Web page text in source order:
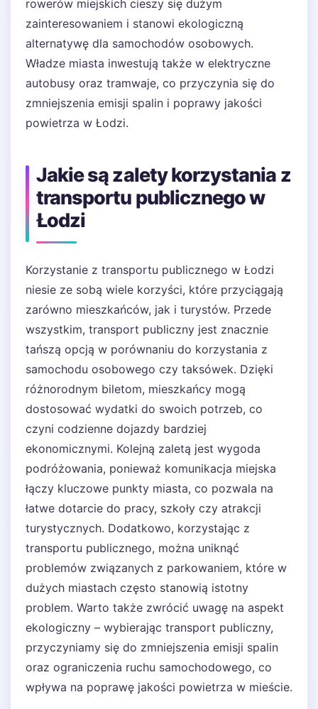
rowerów miejskich cieszy się dużym
zainteresowaniem i stanowi ekologiczną
alternatywę dla samochodów osobowych.
Władze miasta inwestują także w elektryczne
autobusy oraz tramwaje, co przyczynia się do
zmniejszenia emisji spalin i poprawy jakości
powietrza w Łodzi.
Jakie są zalety korzystania z
transportu publicznego w
Łodzi
Korzystanie z transportu publicznego w Łodzi
niesie ze sobą wiele korzyści, które przyciągają
zarówno mieszkańców, jak i turystów. Przede
wszystkim, transport publiczny jest znacznie
tańszą opcją w porównaniu do korzystania z
samochodu osobowego czy taksówek. Dzięki
różnorodnym biletom, mieszkańcy mogą
dostosować wydatki do swoich potrzeb, co
czyni codzienne dojazdy bardziej
ekonomicznymi. Kolejną zaletą jest wygoda
podróżowania, ponieważ komunikacja miejska
łączy kluczowe punkty miasta, co pozwala na
łatwe dotarcie do pracy, szkoły czy atrakcji
turystycznych. Dodatkowo, korzystając z
transportu publicznego, można uniknąć
problemów związanych z parkowaniem, które w
dużych miastach często stanowią istotny
problem. Warto także zwrócić uwagę na aspekt
ekologiczny – wybierając transport publiczny,
przyczyniamy się do zmniejszenia emisji spalin
oraz ograniczenia ruchu samochodowego, co
wpływa na poprawę jakości powietrza w mieście.